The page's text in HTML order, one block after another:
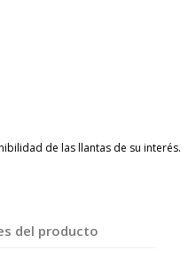
de las llantas de su interés.
del producto